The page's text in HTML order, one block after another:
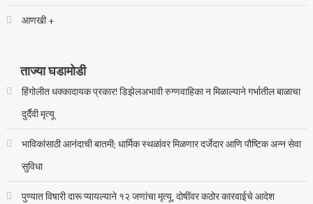
आणखी +
ताज्या घडामोडी
हिंगोलीत धक्कादायक प्रकार! डिझेलअभावी रुग्णवाहिका न मिळाल्याने गर्भातील बाळाचा
दुर्दैवी मृत्यू
भाविकांसाठी आनंदाची बातमी; धार्मिक स्थळांवर मिळणार दर्जेदार आणि पौष्टिक अन्न सेवा
सुविधा
पुण्यात विषारी दारू प्यायल्याने १२ जणांचा मृत्यू, दोषींवर कठोर कारवाईचे आदेश